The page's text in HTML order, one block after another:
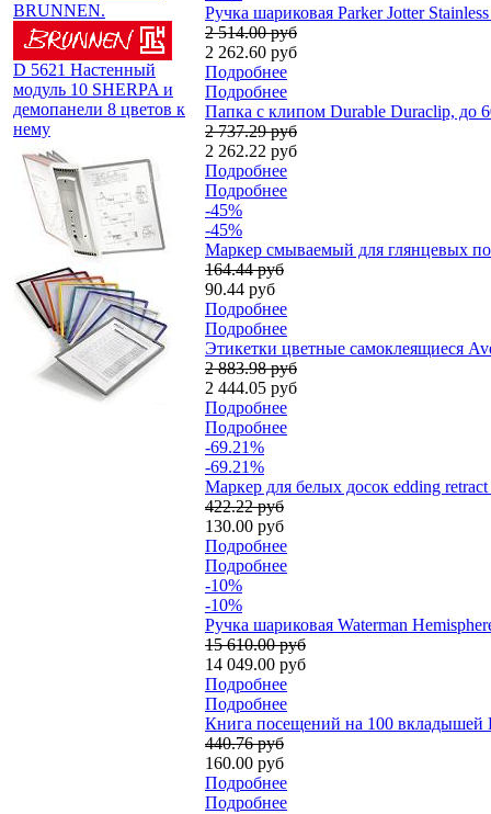
BRUNNEN.
D 5621 Настенный
модуль 10 SHERPA и
демопанели 8 цветов к
нему
Ручка шариковая Parker Jotter
2 514.00 руб
2 262.60 руб
Подробнее
Подробнее
Папка с клипом Durable Duraclip,
2 737.29 руб
2 262.22 руб
Подробнее
Подробнее
-45%
-45%
Мaркер смываемый для глянцевых
164.44 руб
90.44 руб
Подробнее
Подробнее
Этикетки цветные самоклеящиеся
2 883.98 руб
2 444.05 руб
Подробнее
Подробнее
-69.21%
-69.21%
Маркер для белых досок edding
422.22 руб
130.00 руб
Подробнее
Подробнее
-10%
-10%
Ручка шариковая Waterman
15 610.00 руб
14 049.00 руб
Подробнее
Подробнее
Книга посещений на 100 вкладышей
440.76 руб
160.00 руб
Подробнее
Подробнее